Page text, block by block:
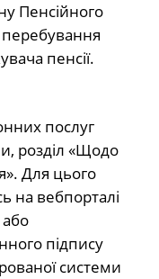
Пенсійного
пенсії.
послуг
розділ «Щодо
Для цього
на вебпорталі
підпису
системи